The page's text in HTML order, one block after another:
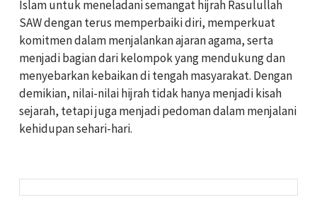
Islam untuk meneladani semangat hijrah Rasulullah
SAW dengan terus memperbaiki diri, memperkuat
komitmen dalam menjalankan ajaran agama, serta
menjadi bagian dari kelompok yang mendukung dan
menyebarkan kebaikan di tengah masyarakat. Dengan
demikian, nilai-nilai hijrah tidak hanya menjadi kisah
sejarah, tetapi juga menjadi pedoman dalam menjalani
kehidupan sehari-hari.